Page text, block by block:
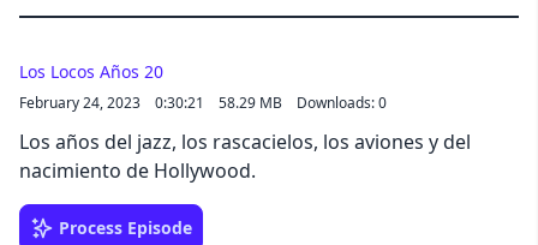
Los Locos Años 20
February 24, 2023 0:30:21 58.29 MB Downloads: 0
Los años del jazz, los rascacielos, los aviones y del
nacimiento de Hollywood.
Process Episode